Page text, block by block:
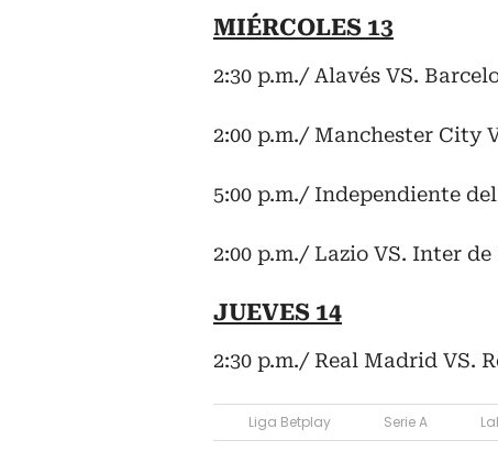
MIÉRCOLES 13
2:30 p.m./ Alavés VS.
2:00 p.m./ Manchester City
5:00 p.m./ Independiente
2:00 p.m./ Lazio VS. Inter
JUEVES 14
2:30 p.m./ Real Madrid VS.
Liga Betplay Serie A